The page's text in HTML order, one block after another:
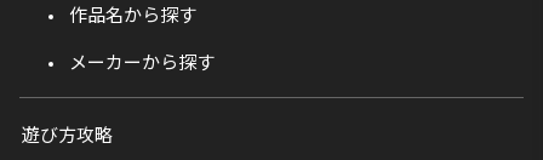
作品名から探す
メーカーから探す
遊び方攻略